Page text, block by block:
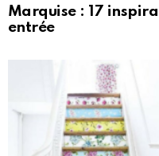
Marquise : 17
entrée